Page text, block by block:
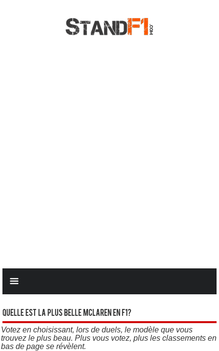
Quelle est la plus belle Mclaren en F1?
Votez en choisissant, lors de duels, le modèle que vous
trouvez le plus beau. Plus vous votez, plus les classements en
bas de page se révèlent.